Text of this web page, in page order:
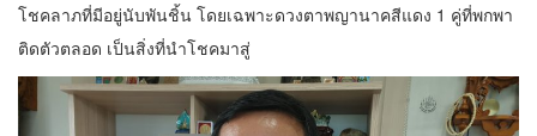
โชคลาภที่มีอยู่นับพันชิ้น โดยเฉพาะดวงตาพญานาคสีแดง 1 คู่ที่พกพา
ติดตัวตลอด เป็นสิ่งที่นำโชคมาสู่